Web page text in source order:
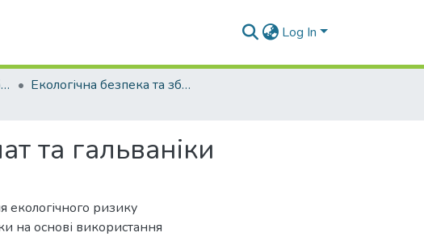
Log In
Екологічна безпека та збалансоване ресурсокористування
Екологічна безпека та збалансоване ресурсокористування - 2017. - №1 (15)
та гальваніки
екологічного ризику
на основі використання